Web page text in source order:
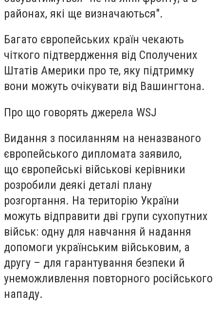
районах, які ще визначаються".
Багато європейських країн чекають
чіткого підтвердження від Сполучених
Штатів Америки про те, яку підтримку
вони можуть очікувати від Вашингтона.
Про що говорять джерела WSJ
Видання з посиланням на неназваного
європейського дипломата заявило,
що європейські військові керівники
розробили деякі деталі плану
розгортання. На територію України
можуть відправити дві групи сухопутних
військ: одну для навчання й надання
допомоги українським військовим, а
другу – для гарантування безпеки й
унеможливлення повторного російського
нападу.